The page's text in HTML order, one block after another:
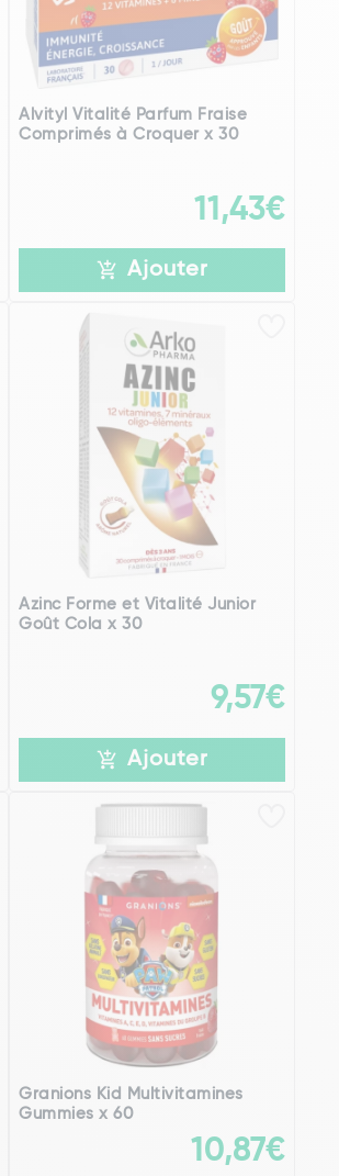
Alvityl Vitalité Parfum Fraise
Comprimés à Croquer x 30
11,43€
Ajouter
Azinc Forme et Vitalité Junior
Goût Cola x 30
9,57€
Ajouter
Granions Kid Multivitamines
Gummies x 60
10,87€